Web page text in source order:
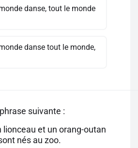
danse, tout le monde
danse tout le monde,
suivante :
lionceau et un orang-outan
nés au zoo.